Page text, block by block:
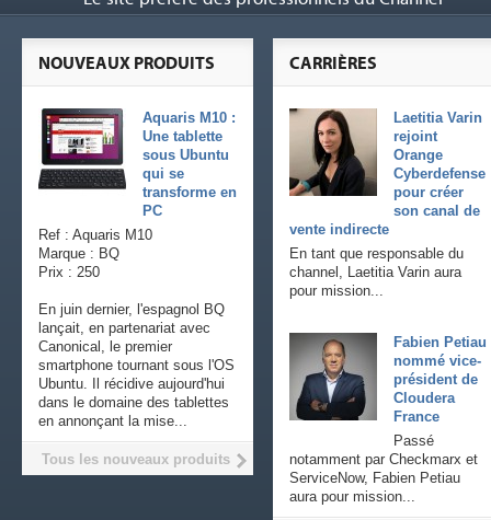
CARRIÈRES
Laetitia Varin
rejoint
Orange
Cyberdefense
pour créer
son canal de
vente indirecte
En tant que responsable du
channel, Laetitia Varin aura
pour mission...
Fabien Petiau
nommé vice-
président de
Cloudera
France
Passé
notamment par Checkmarx et
ServiceNow, Fabien Petiau
aura pour mission...
NOUVEAUX PRODUITS
Aquaris M10 :
Une tablette
sous Ubuntu
qui se
transforme en
PC
Ref : Aquaris M10
Marque : BQ
Prix : 250
En juin dernier, l'espagnol BQ
lançait, en partenariat avec
Canonical, le premier
smartphone tournant sous l'OS
Ubuntu. Il récidive aujourd'hui
dans le domaine des tablettes
en annonçant la mise...
Tous les nouveaux produits